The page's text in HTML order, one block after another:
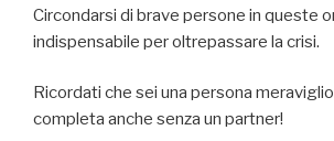
Circondarsi di brave persone in queste
indispensabile per oltrepassare la crisi.
Ricordati che sei una persona
completa anche senza un partner!